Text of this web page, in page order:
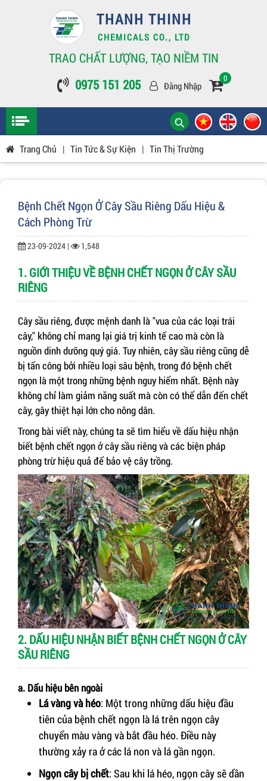
THANH THINH
CHEMICALS CO., LTD
TRAO CHẤT LƯỢNG, TẠO NIỀM TIN
0975 151 205
Đăng Nhập
0
Trang Chủ | Tin Tức & Sự Kiện | Tin Thị Trường
Bệnh Chết Ngọn Ở Cây Sầu Riêng Dấu Hiệu &
Cách Phòng Trừ
23-09-2024 | 1,548
1. GIỚI THIỆU VỀ BỆNH CHẾT NGỌN Ở CÂY SẦU
RIÊNG
Cây sầu riêng, được mệnh danh là "vua của các loại trái
cây," không chỉ mang lại giá trị kinh tế cao mà còn là
nguồn dinh dưỡng quý giá. Tuy nhiên, cây sầu riêng cũng dễ
bị tấn công bởi nhiều loại sâu bệnh, trong đó bệnh chết
ngọn là một trong những bệnh nguy hiểm nhất. Bệnh này
không chỉ làm giảm năng suất mà còn có thể dẫn đến chết
cây, gây thiệt hại lớn cho nông dân.
Trong bài viết này, chúng ta sẽ tìm hiểu về dấu hiệu nhận
biết bệnh chết ngọn ở cây sầu riêng và các biện pháp
phòng trừ hiệu quả để bảo vệ cây trồng.
2. DẤU HIỆU NHẬN BIẾT BỆNH CHẾT NGỌN Ở CÂY
SẦU RIÊNG
a. Dấu hiệu bên ngoài
Lá vàng và héo: Một trong những dấu hiệu đầu
tiên của bệnh chết ngọn là lá trên ngọn cây
chuyển màu vàng và bắt đầu héo. Điều này
thường xảy ra ở các lá non và lá gần ngọn.
Ngọn cây bị chết: Sau khi lá héo, ngọn cây sẽ dần